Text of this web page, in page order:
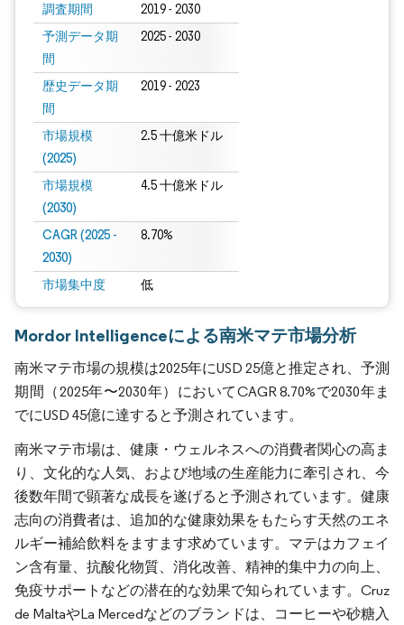
調査期間 2019 - 2030
予測データ期
間
2025 - 2030
歴史データ期
間
2019 - 2023
市場規模
(2025)
2.5 十億米ドル
市場規模
(2030)
4.5 十億米ドル
CAGR (2025 -
2030)
8.70%
市場集中度 低
Mordor Intelligenceによる南米マテ市場分析
南米マテ市場の規模は2025年にUSD 25億と推定され、予測
期間（2025年〜2030年）においてCAGR 8.70%で2030年ま
でにUSD 45億に達すると予測されています。
南米マテ市場は、健康・ウェルネスへの消費者関心の高ま
り、文化的な人気、および地域の生産能力に牽引され、今
後数年間で顕著な成長を遂げると予測されています。健康
志向の消費者は、追加的な健康効果をもたらす天然のエネ
ルギー補給飲料をますます求めています。マテはカフェイ
ン含有量、抗酸化物質、消化改善、精神的集中力の向上、
免疫サポートなどの潜在的な効果で知られています。Cruz
de MaltaやLa Mercedなどのブランドは、コーヒーや砂糖入